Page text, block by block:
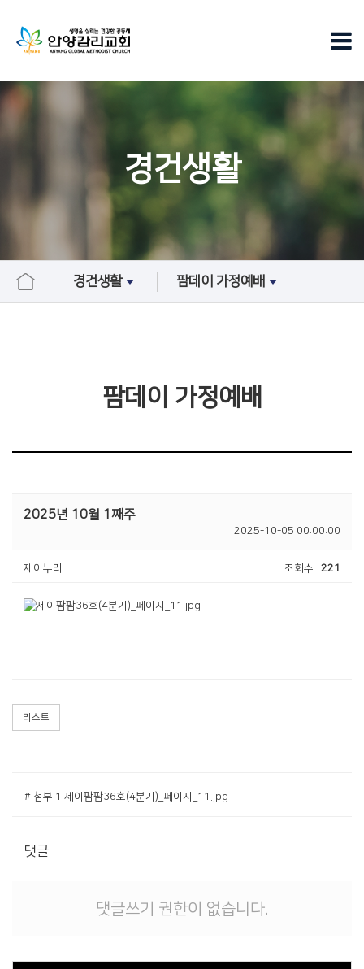
경건생활
경건생활 팜데이 가정예배
팜데이 가정예배
2025년 10월 1째주
2025-10-05 00:00:00
제이누리 조회수 221
리스트
# 첨부 1.제이팜팜36호(4분기)_페이지_11.jpg
댓글
댓글쓰기 권한이 없습니다.